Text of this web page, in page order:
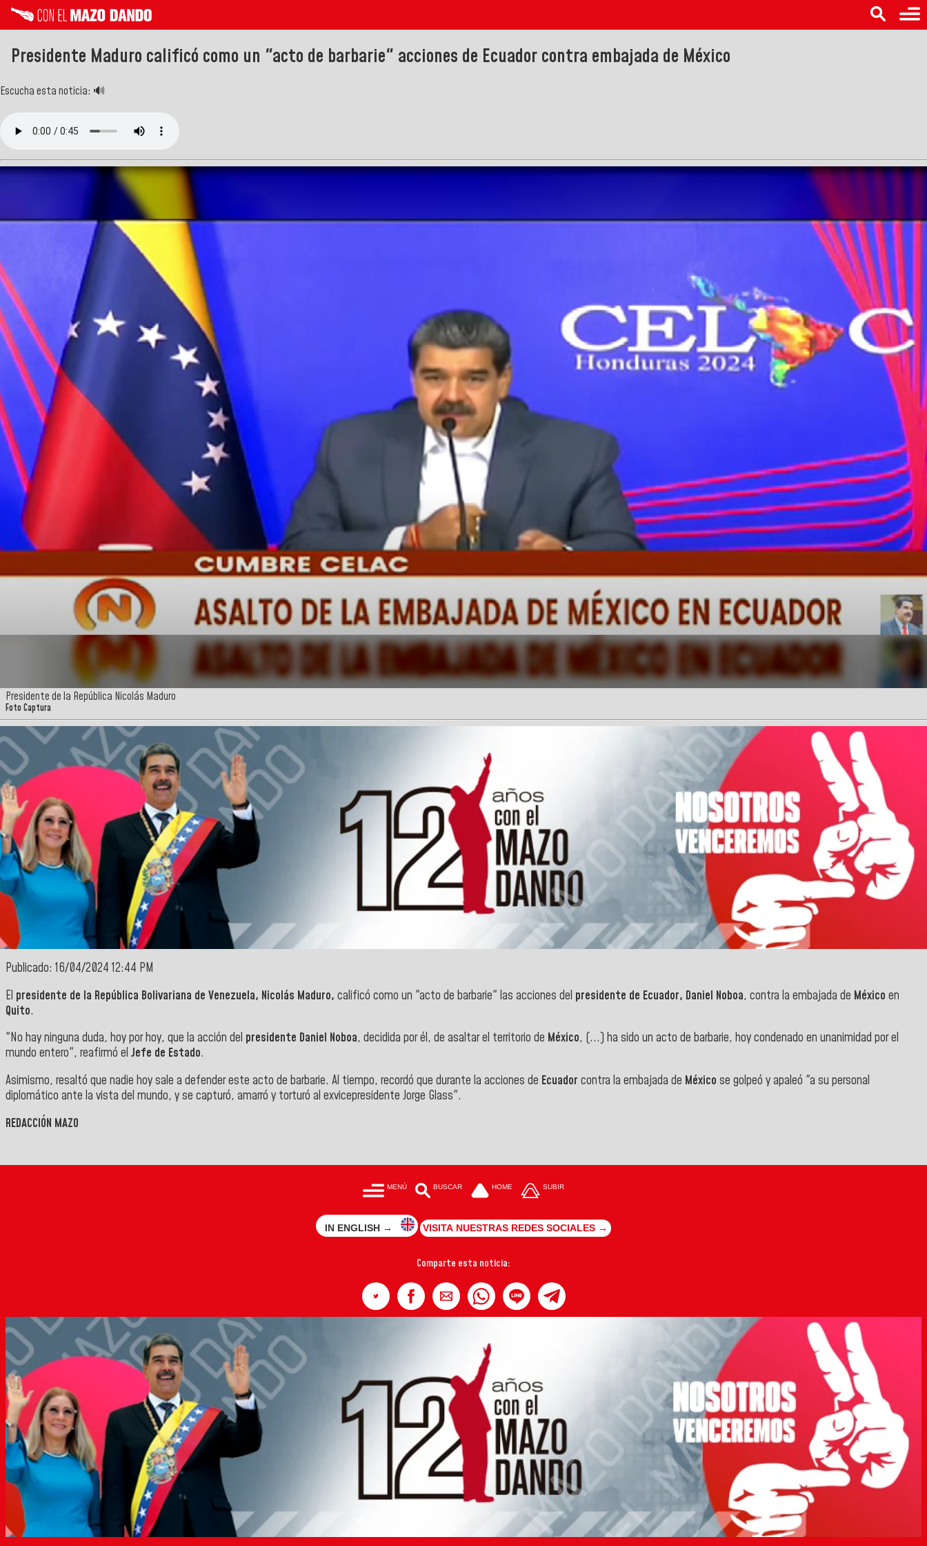
Presidente Maduro calificó como un "acto de barbarie" acciones de Ecuador contra embajada de México
Escucha esta noticia: 🔊
Presidente de la República Nicolás Maduro
Foto Captura
Publicado: 16/04/2024 12:44 PM
El presidente de la República Bolivariana de Venezuela, Nicolás Maduro, calificó como un "acto de barbarie" las acciones del presidente de Ecuador, Daniel Noboa, contra la embajada de México en
Quito.
"No hay ninguna duda, hoy por hoy, que la acción del presidente Daniel Noboa, decidida por él, de asaltar el territorio de México, (...) ha sido un acto de barbarie, hoy condenado en unanimidad por el
mundo entero", reafirmó el Jefe de Estado.
Asimismo, resaltó que nadie hoy sale a defender este acto de barbarie. Al tiempo, recordó que durante la acciones de Ecuador contra la embajada de México se golpeó y apaleó "a su personal
diplomático ante la vista del mundo, y se capturó, amarró y torturó al exvicepresidente Jorge Glass".
REDACCIÓN MAZO
MENÚ BUSCAR HOME SUBIR
IN ENGLISH → VISITA NUESTRAS REDES SOCIALES →
Comparte esta noticia: